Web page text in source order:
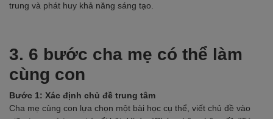
trung và phát huy khả năng sáng tạo.
3. 6 bước cha mẹ có thể làm
cùng con
Bước 1: Xác định chủ đề trung tâm
Cha mẹ cùng con lựa chọn một bài học cụ thể, viết chủ đề vào